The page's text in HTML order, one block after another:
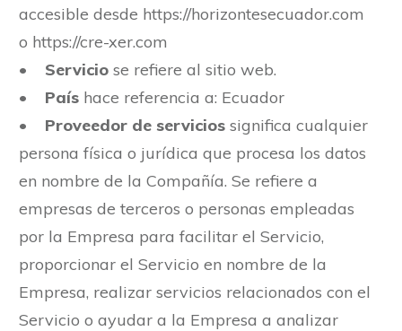
accesible desde https://horizontesecuador.com
o https://cre-xer.com
• Servicio se refiere al sitio web.
• País hace referencia a: Ecuador
• Proveedor de servicios significa cualquier
persona física o jurídica que procesa los datos
en nombre de la Compañía. Se refiere a
empresas de terceros o personas empleadas
por la Empresa para facilitar el Servicio,
proporcionar el Servicio en nombre de la
Empresa, realizar servicios relacionados con el
Servicio o ayudar a la Empresa a analizar